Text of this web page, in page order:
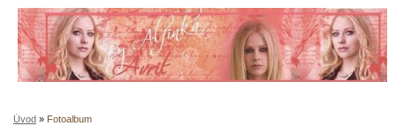
Úvod » Fotoalbum